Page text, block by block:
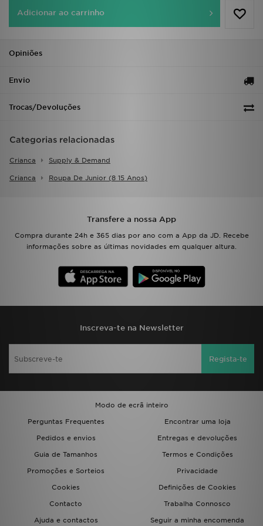
Adicionar ao carrinho
Opiniões
Envio
Trocas/Devoluções
Categorias relacionadas
Crianca Supply & Demand
Crianca Roupa De Junior (8 15 Anos)
Transfere a nossa App
Compra durante 24h e 365 dias por ano com a App da JD. Recebe
informações sobre as últimas novidades em qualquer altura.
Inscreva-te na Newsletter
Regista-te
Modo de ecrã inteiro
Perguntas Frequentes
Encontrar uma loja
Pedidos e envios
Entregas e devoluções
Guia de Tamanhos
Termos e Condições
Promoções e Sorteios
Privacidade
Cookies
Definições de Cookies
Contacto
Trabalha Connosco
Ajuda e contactos
Seguir a minha encomenda